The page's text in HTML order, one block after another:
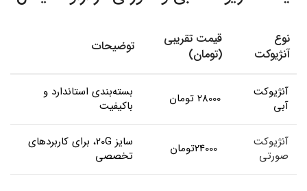
نوع
آنژیوکت
قیمت تقریبی
(تومان)
توضیحات
آنژیوکت
آبی
28000 تومان
بسته‌بندی استاندارد و
باکیفیت
آنژیوکت
صورتی
سایز 20G، برای کاربردهای
تخصصی